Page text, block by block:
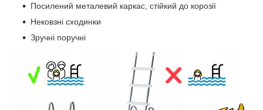
Посилений металевий каркас, стійкий до корозії
Нековзні сходинки
Зручні поручні